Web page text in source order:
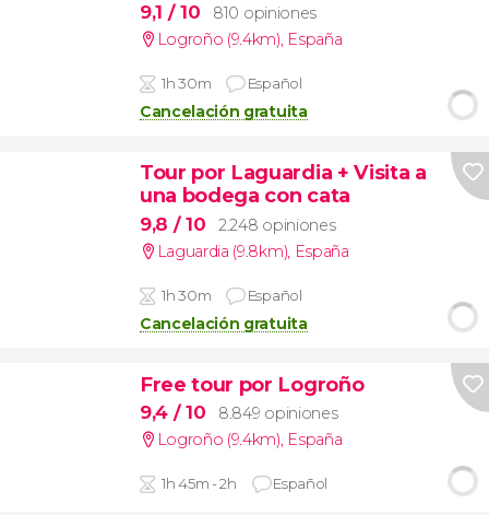
9,1 / 10
810 opiniones
Logroño (9.4km), España
1h 30m Español
Cancelación gratuita
Tour por Laguardia + Visita a
una bodega con cata
9,8 / 10
2.248 opiniones
Laguardia (9.8km), España
1h 30m Español
Cancelación gratuita
Free tour por Logroño
9,4 / 10
8.849 opiniones
Logroño (9.4km), España
1h 45m - 2h Español